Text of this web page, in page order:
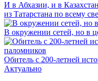
И в Абхазии, и в
из Татарстана по всему
В окружении сетей, но в
Обитель с 200-летней
Актуально